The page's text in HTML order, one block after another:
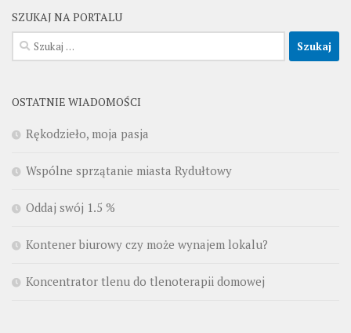
SZUKAJ NA PORTALU
Szukaj:
OSTATNIE WIADOMOŚCI
Rękodzieło, moja pasja
Wspólne sprzątanie miasta Rydułtowy
Oddaj swój 1.5 %
Kontener biurowy czy może wynajem lokalu?
Koncentrator tlenu do tlenoterapii domowej